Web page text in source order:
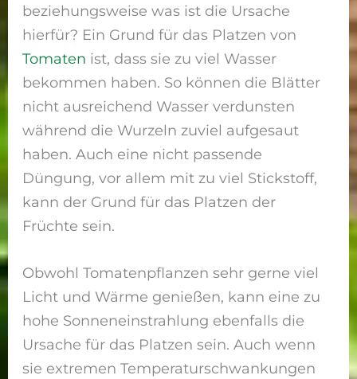
beziehungsweise was ist die Ursache
hierfür? Ein Grund für das Platzen von
Tomaten ist, dass sie zu viel Wasser
bekommen haben. So können die Blätter
nicht ausreichend Wasser verdunsten
während die Wurzeln zuviel aufgesaut
haben. Auch eine nicht passende
Düngung, vor allem mit zu viel Stickstoff,
kann der Grund für das Platzen der
Früchte sein.
Obwohl Tomatenpflanzen sehr gerne viel
Licht und Wärme genießen, kann eine zu
hohe Sonneneinstrahlung ebenfalls die
Ursache für das Platzen sein. Auch wenn
sie extremen Temperaturschwankungen